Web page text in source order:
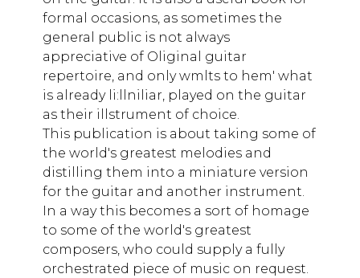
formal occasions, as sometimes the
general public is not always
appreciative of Oliginal guitar
repertoire, and only wmlts to hem' what
is already li:llniliar, played on the guitar
as their illstrument of choice.
This publication is about taking some of
the world's greatest melodies and
distilling them into a miniature version
for the guitar and another instrument.
In a way this becomes a sort of homage
to some of the world's greatest
composers, who could supply a fully
orchestrated piece of music on request.